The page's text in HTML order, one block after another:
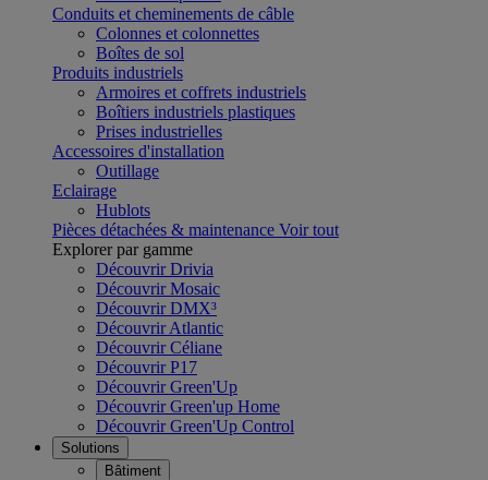
Conduits et cheminements de câble
Colonnes et colonnettes
Boîtes de sol
Produits industriels
Armoires et coffrets industriels
Boîtiers industriels plastiques
Prises industrielles
Accessoires d'installation
Outillage
Eclairage
Hublots
Pièces détachées & maintenance Voir tout
Explorer par gamme
Découvrir Drivia
Découvrir Mosaic
Découvrir DMX³
Découvrir Atlantic
Découvrir Céliane
Découvrir P17
Découvrir Green'Up
Découvrir Green'up Home
Découvrir Green'Up Control
Solutions
Bâtiment